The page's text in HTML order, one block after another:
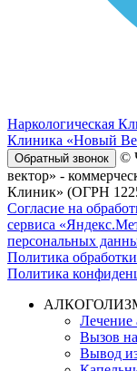
Наркологическая
Клиника «Новый
Обратный звонок
©
вектор» -
Клиник» (ОГРН
Согласие на
сервиса
персональных
Политика
Политика
Лечение
Вызов
Вывод